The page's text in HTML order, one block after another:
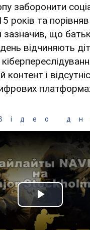
заборонити
та порівняв
зазначив, що
відчиняють
контент і
Play